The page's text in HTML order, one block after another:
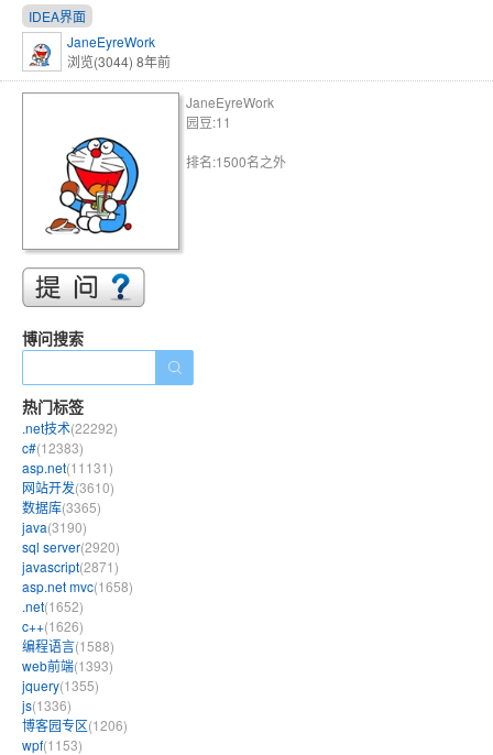
IDEA界面
JaneEyreWork
浏览(3044) 8年前
JaneEyreWork
园豆:11
排名:1500名之外
博问搜索
热门标签
.net技术(22292)
c#(12383)
asp.net(11131)
网站开发(3610)
数据库(3365)
java(3190)
sql server(2920)
javascript(2871)
asp.net mvc(1658)
.net(1652)
c++(1626)
编程语言(1588)
web前端(1393)
jquery(1355)
js(1336)
博客园专区(1206)
wpf(1153)